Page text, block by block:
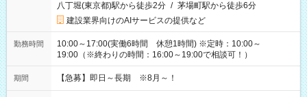
八丁堀(東京都)駅から徒歩2分 / 茅場町駅から徒歩6分
建設業界向けのAIサービスの提供など
勤務時間
10:00～17:00(実働6時間 休憩1時間) ※定時：10:00～
19:00（※終わりの時間：16:00～19:00で相談可！）
期間 【急募】即日～長期 ※8月～！